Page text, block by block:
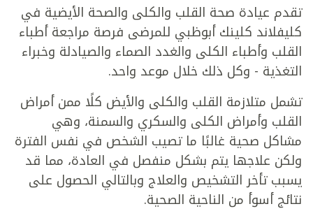
تقدم عيادة صحة القلب والكلى والصحة الأيضية في
كليفلاند كلينك أبوظبي للمرضى فرصة مراجعة أطباء
القلب وأطباء الكلى والغدد الصماء والصيادلة وخبراء
التغذية - وكل ذلك خلال موعد واحد.
تشمل متلازمة القلب والكلى والأيض كلًا ممن أمراض
القلب وأمراض الكلى والسكري والسمنة، وهي
مشاكل صحية غالبًا ما تصيب الشخص في نفس الفترة
ولكن علاجها يتم بشكل منفصل في العادة، مما قد
يسبب تأخر التشخيص والعلاج وبالتالي الحصول على
نتائج أسوأ من الناحية الصحية.